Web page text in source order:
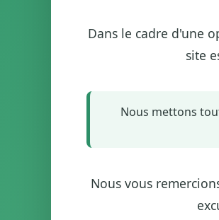
Dans le cadre d'une
site
Nous mettons
Nous vous